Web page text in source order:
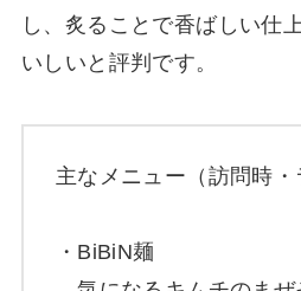
し、炙ることで香ばしい仕
いしいと評判です。
主なメニュー（訪問時・
・BiBiN麺